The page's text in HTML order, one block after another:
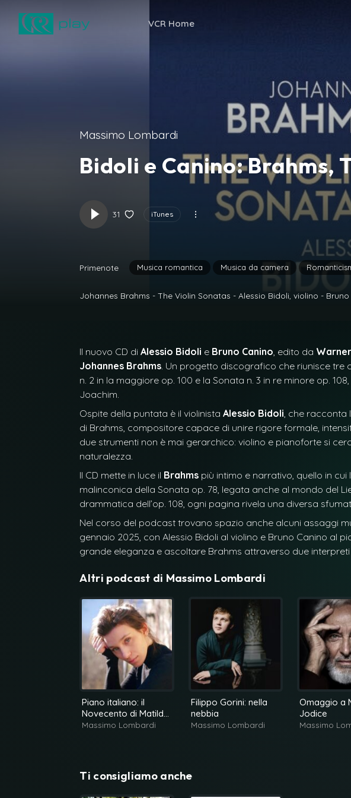
VCR Home
Massimo Lombardi
Bidoli e Canino: Brahms,
31 iTunes
Primenote Musica romantica Musica da camera
Johannes Brahms - The Violin Sonatas - Alessio Bidoli, violino -
Il nuovo CD diAlessio Bidoli e Bruno Canino, edito da
Johannes Brahms. Un progetto discografico che riunisce tre
n. 2 in la maggiore op. 100 e la Sonata n. 3 in re minore op.
Joachim.
Ospite della puntata è il violinistaAlessio Bidoli, che racconta
di Brahms, compositore capace di unire rigore formale,
due strumenti non è mai gerarchico: violino e pianoforte si
naturalezza.
Il CD mette in luce il Brahms più intimo e narrativo, quello in
malinconica della Sonata op. 78, legata anche al mondo del
drammatica dell’op. 108, ogni pagina rivela una diversa
Nel corso del podcast trovano spazio anche alcuni assaggi
gennaio 2025, con Alessio Bidoli al violino e Bruno Canino al
grande eleganza e ascoltare Brahms attraverso due
Altri podcast di Massimo Lombardi
Piano italiano: il
Novecento di Matilda
De Angiolini
Massimo Lombardi
Filippo Gorini: nella
nebbia
Massimo Lombardi
Omaggio a
Jodice
Massimo
Ti consigliamo anche